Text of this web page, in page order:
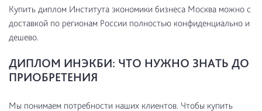
Купить диплом Института экономики бизнеса Москва можно с
доставкой по регионам России полностью конфиденциально и
дешево.
ДИПЛОМ ИНЭКБИ: ЧТО НУЖНО ЗНАТЬ ДО
ПРИОБРЕТЕНИЯ
Мы понимаем потребности наших клиентов. Чтобы купить